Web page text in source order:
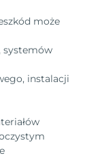
może
systemów
instalacji